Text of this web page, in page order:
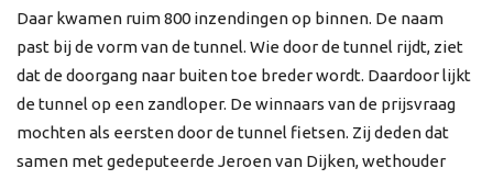
Daar kwamen ruim 800 inzendingen op binnen. De naam
past bij de vorm van de tunnel. Wie door de tunnel rijdt, ziet
dat de doorgang naar buiten toe breder wordt. Daardoor lijkt
de tunnel op een zandloper. De winnaars van de prijsvraag
mochten als eersten door de tunnel fietsen. Zij deden dat
samen met gedeputeerde Jeroen van Dijken, wethouder